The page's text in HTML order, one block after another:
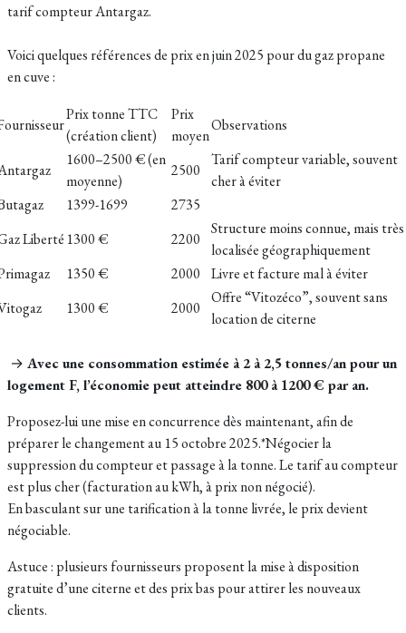
tarif compteur Antargaz.
Voici quelques références de prix en juin 2025 pour du gaz propane
en cuve :
Prix tonne TTC
(création client)
Prix
moyen
Observations
1600–2500 € (en
moyenne)
2500
Tarif compteur variable, souvent
cher à éviter
1399-1699
2735
Liberté 1300 € 2200
Structure moins connue, mais très
localisée géographiquement
1350 € 2000
Livre et facture mal à éviter
1300 € 2000
Offre “Vitozéco”, souvent sans
location de citerne
→ Avec une consommation estimée à 2 à 2,5 tonnes/an pour un
logement F, l’économie peut atteindre 800 à 1200 € par an.
Proposez-lui une mise en concurrence dès maintenant, afin de
préparer le changement au 15 octobre 2025.*Négocier la
suppression du compteur et passage à la tonne. Le tarif au compteur
est plus cher (facturation au kWh, à prix non négocié).
En basculant sur une tarification à la tonne livrée, le prix devient
négociable.
Astuce : plusieurs fournisseurs proposent la mise à disposition
gratuite d’une citerne et des prix bas pour attirer les nouveaux
clients.